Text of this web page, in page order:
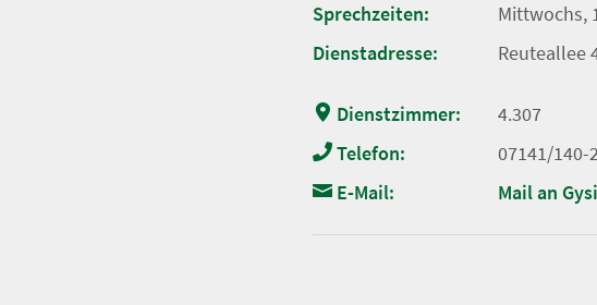
Sprechzeiten:
Mittwochs,
Dienstadresse:
Reuteallee
Dienstzimmer:
4.307
Telefon:
07141/140-
E-Mail:
Mail an